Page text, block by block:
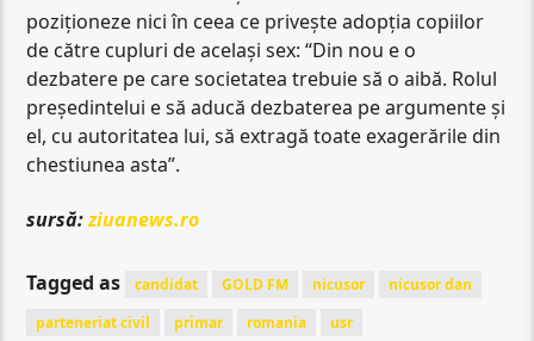
poziționeze nici în ceea ce privește adopția copiilor
de către cupluri de același sex: “Din nou e o
dezbatere pe care societatea trebuie să o aibă. Rolul
președintelui e să aducă dezbaterea pe argumente și
el, cu autoritatea lui, să extragă toate exagerările din
chestiunea asta”.
sursă:ziuanews.ro
Tagged as candidat GOLD FM nicusor
nicusor dan
parteneriat civil
primar romania usr